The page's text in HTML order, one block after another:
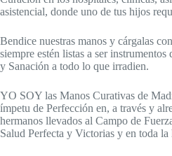
asistencial, donde uno de tus hijos
Bendice nuestras manos y cárgalas
siempre estén listas a ser
y Sanación a todo lo que irradien.
YO SOY las Manos Curativas de
ímpetu de Perfección en, a través y
hermanos llevados al Campo de
Salud Perfecta y Victorias y en toda la